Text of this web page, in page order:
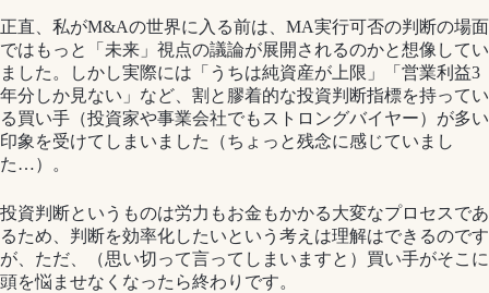
正直、私がM&Aの世界に入る前は、MA実行可否の判断の場面
ではもっと「未来」視点の議論が展開されるのかと想像してい
ました。しかし実際には「うちは純資産が上限」「営業利益3
年分しか見ない」など、割と膠着的な投資判断指標を持ってい
る買い手（投資家や事業会社でもストロングバイヤー）が多い
印象を受けてしまいました（ちょっと残念に感じていまし
た…）。
投資判断というものは労力もお金もかかる大変なプロセスであ
るため、判断を効率化したいという考えは理解はできるのです
が、ただ、（思い切って言ってしまいますと）買い手がそこに
頭を悩ませなくなったら終わりです。